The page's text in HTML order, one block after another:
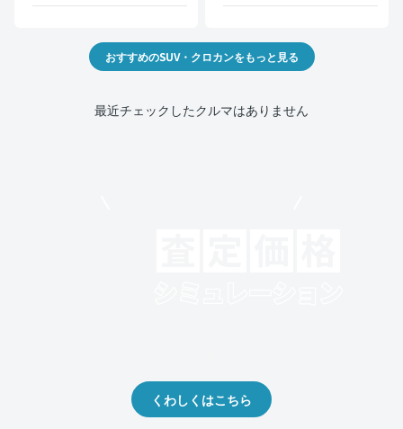
おすすめのSUV・クロカンをもっと見る
最近チェックしたクルマはありません
くわしくはこちら